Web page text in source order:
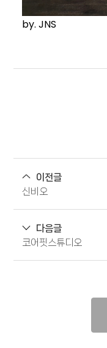
by. JNS
이전글
신비오
다음글
코어핏스튜디오